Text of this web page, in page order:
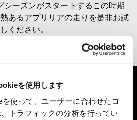
を使用します
使って、ユーザーに合わせたコ
トラフィックの分析を行ってい
シーズンがスタートするこの時期
あるアプリリアの走りを是非お試
しください。
ッグシップストア